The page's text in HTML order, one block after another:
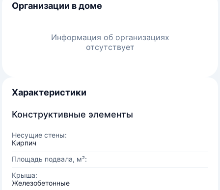
Организации в доме
Информация об организациях
отсутствует
Характеристики
Конструктивные элементы
Несущие стены:
Кирпич
Площадь подвала, м²:
Крыша:
Железобетонные